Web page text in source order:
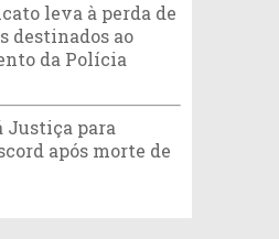
leva à perda de
destinados ao
da Polícia
Justiça para
após morte de